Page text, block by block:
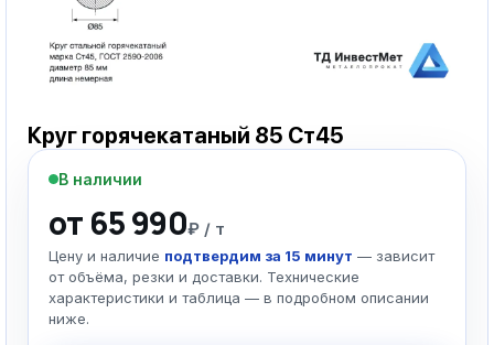
Круг горячекатаный 85 Ст45
В наличии
от 65 990₽ / т
Цену и наличие подтвердим за 15 минут — зависит
от объёма, резки и доставки. Технические
характеристики и таблица — в подробном описании
ниже.